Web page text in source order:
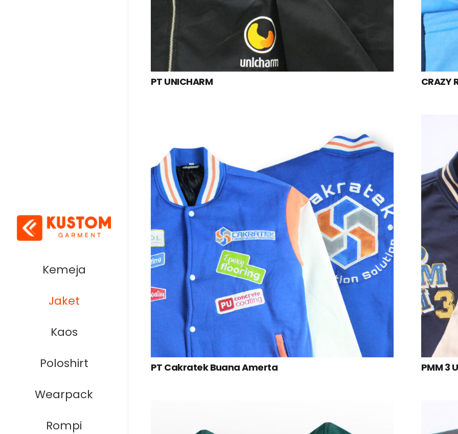
Kemeja
Jaket
Kaos
Poloshirt
Wearpack
Rompi
PT UNICHARM CRAZY
PT Cakratek Buana Amerta PMM 3